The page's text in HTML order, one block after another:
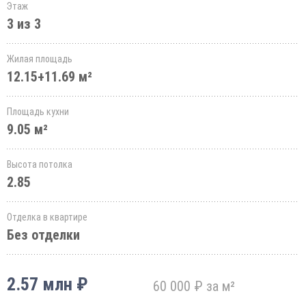
Этаж
3 из 3
Жилая площадь
12.15+11.69 м²
Площадь кухни
9.05 м²
Высота потолка
2.85
Отделка в квартире
Без отделки
2.57 млн ₽ 60 000 ₽ за м²